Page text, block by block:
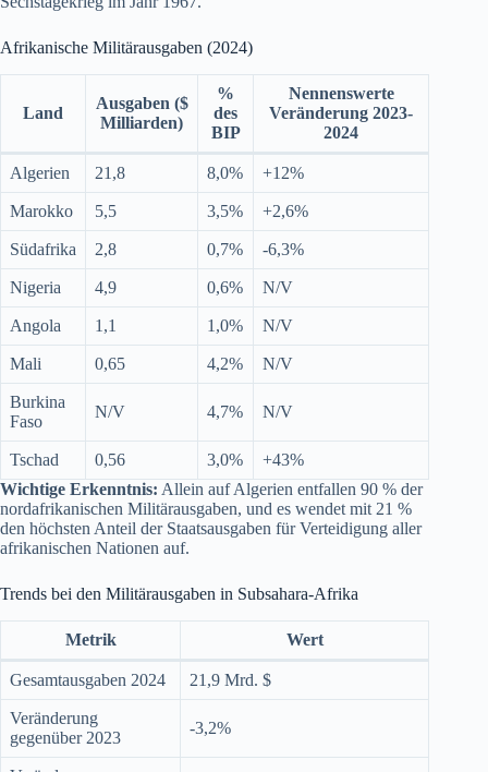
Afrikanische Militärausgaben (2024)
Land
Ausgaben ($
Milliarden)
%
des
BIP
Nennenswerte
Veränderung 2023-
2024
Algerien 21,8 8,0% +12%
Marokko 5,5 3,5% +2,6%
Südafrika 2,8 0,7% -6,3%
Nigeria 4,9 0,6% N/V
Angola 1,1 1,0% N/V
Mali 0,65 4,2% N/V
Burkina
Faso
N/V 4,7% N/V
Tschad 0,56 3,0%
+43%
Wichtige Erkenntnis: Allein auf Algerien entfallen 90 % der
nordafrikanischen Militärausgaben, und es wendet mit 21 %
den höchsten Anteil der Staatsausgaben für Verteidigung aller
afrikanischen Nationen auf.
Trends bei den Militärausgaben in Subsahara-Afrika
Metrik Wert
Gesamtausgaben 2024 21,9 Mrd. $
Veränderung
gegenüber 2023
-3,2%